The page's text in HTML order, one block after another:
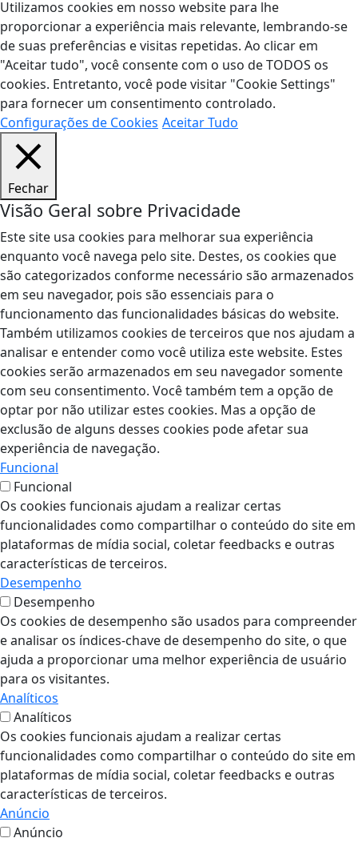
Utilizamos cookies em nosso website para lhe
proporcionar a experiência mais relevante, lembrando-se
de suas preferências e visitas repetidas. Ao clicar em
"Aceitar tudo", você consente com o uso de TODOS os
cookies. Entretanto, você pode visitar "Cookie Settings"
para fornecer um consentimento controlado.
Configurações de Cookies Aceitar Tudo
Fechar
Visão Geral sobre Privacidade
Este site usa cookies para melhorar sua experiência
enquanto você navega pelo site. Destes, os cookies que
são categorizados conforme necessário são armazenados
em seu navegador, pois são essenciais para o
funcionamento das funcionalidades básicas do website.
Também utilizamos cookies de terceiros que nos ajudam a
analisar e entender como você utiliza este website. Estes
cookies serão armazenados em seu navegador somente
com seu consentimento. Você também tem a opção de
optar por não utilizar estes cookies. Mas a opção de
exclusão de alguns desses cookies pode afetar sua
experiência de navegação.
Funcional
Funcional
Os cookies funcionais ajudam a realizar certas
funcionalidades como compartilhar o conteúdo do site em
plataformas de mídia social, coletar feedbacks e outras
características de terceiros.
Desempenho
Desempenho
Os cookies de desempenho são usados para compreender
e analisar os índices-chave de desempenho do site, o que
ajuda a proporcionar uma melhor experiência de usuário
para os visitantes.
Analíticos
Analíticos
Os cookies funcionais ajudam a realizar certas
funcionalidades como compartilhar o conteúdo do site em
plataformas de mídia social, coletar feedbacks e outras
características de terceiros.
Anúncio
Anúncio